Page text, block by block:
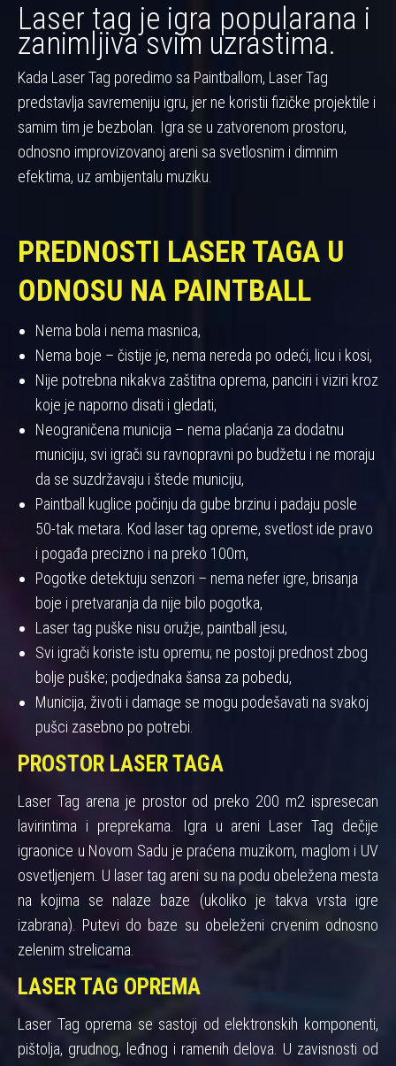
Laser tag je igra popularana i
zanimljiva svim uzrastima.
Kada Laser Tag poredimo sa Paintballom, Laser Tag
predstavlja savremeniju igru, jer ne koristii fizičke projektile i
samim tim je bezbolan. Igra se u zatvorenom prostoru,
odnosno improvizovanoj areni sa svetlosnim i dimnim
efektima, uz ambijentalu muziku.
PREDNOSTI LASER TAGA U
ODNOSU NA PAINTBALL
Nema bola i nema masnica,
Nema boje – čistije je, nema nereda po odeći, licu i kosi,
Nije potrebna nikakva zaštitna oprema, panciri i viziri kroz
koje je naporno disati i gledati,
Neograničena municija – nema plaćanja za dodatnu
municiju, svi igrači su ravnopravni po budžetu i ne moraju
da se suzdržavaju i štede municiju,
Paintball kuglice počinju da gube brzinu i padaju posle
50-tak metara. Kod laser tag opreme, svetlost ide pravo
i pogađa precizno i na preko 100m,
Pogotke detektuju senzori – nema nefer igre, brisanja
boje i pretvaranja da nije bilo pogotka,
Laser tag puške nisu oružje, paintball jesu,
Svi igrači koriste istu opremu; ne postoji prednost zbog
bolje puške; podjednaka šansa za pobedu,
Municija, životi i damage se mogu podešavati na svakoj
pušci zasebno po potrebi.
PROSTOR LASER TAGA
Laser Tag arena je prostor od preko 200 m2 ispresecan
lavirintima i preprekama. Igra u areni Laser Tag dečije
igraonice u Novom Sadu je praćena muzikom, maglom i UV
osvetljenjem. U laser tag areni su na podu obeležena mesta
na kojima se nalaze baze (ukoliko je takva vrsta igre
izabrana). Putevi do baze su obeleženi crvenim odnosno
zelenim strelicama.
LASER TAG OPREMA
Laser Tag oprema se sastoji od elektronskih komponenti,
pištolja, grudnog, leđnog i ramenih delova. U zavisnosti od